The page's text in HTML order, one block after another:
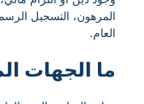
المرهون، التسجيل
العام.
ما الجهات